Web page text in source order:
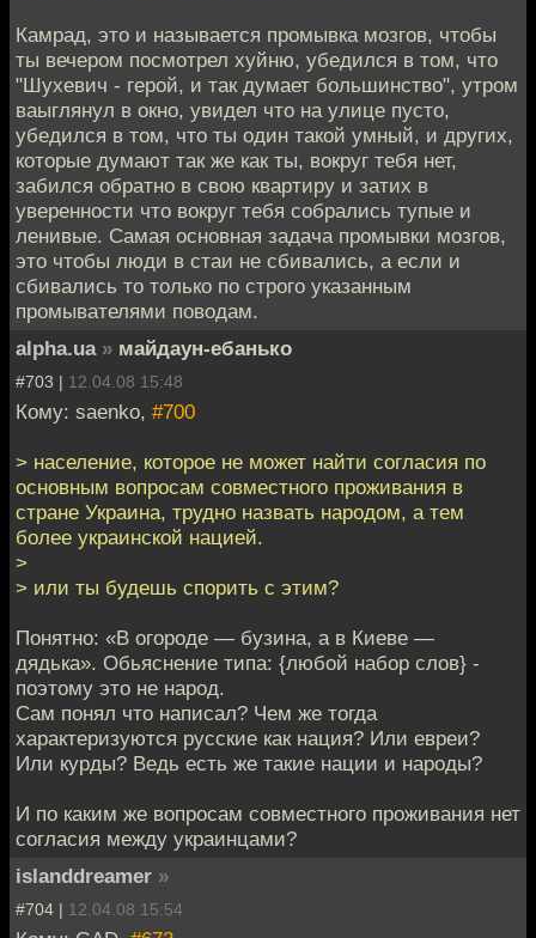
Камрад, это и называется промывка мозгов, чтобы
ты вечером посмотрел хуйню, убедился в том, что
"Шухевич - герой, и так думает большинство", утром
ваыглянул в окно, увидел что на улице пусто,
убедился в том, что ты один такой умный, и других,
которые думают так же как ты, вокруг тебя нет,
забился обратно в свою квартиру и затих в
уверенности что вокруг тебя собрались тупые и
ленивые. Самая основная задача промывки мозгов,
это чтобы люди в стаи не сбивались, а если и
сбивались то только по строго указанным
промывателями поводам.
alpha.ua » майдаун-ебанько
#703 | 12.04.08 15:48
Кому: saenko, #700
> население, которое не может найти согласия по
основным вопросам совместного проживания в
стране Украина, трудно назвать народом, а тем
более украинской нацией.
>
> или ты будешь спорить с этим?
Понятно: «В огороде — бузина, а в Киеве —
дядька». Обьяснение типа: {любой набор слов} -
поэтому это не народ.
Сам понял что написал? Чем же тогда
характеризуются русские как нация? Или евреи?
Или курды? Ведь есть же такие нации и народы?
И по каким же вопросам совместного проживания нет
согласия между украинцами?
islanddreamer »
#704 | 12.04.08 15:54